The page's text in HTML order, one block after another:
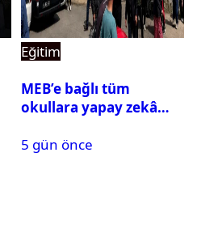
Eğitim
MEB’e bağlı tüm
okullara yapay zekâ
sistemi geliyor
5 gün önce